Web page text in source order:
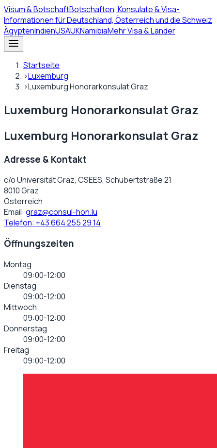
Visum& BotschaftBotschaften, Konsulate & Visa-
Informationen für Deutschland, Österreich und die Schweiz
ÄgyptenIndienUSAUKNamibiaMehr Visa & Länder
Startseite
›Luxemburg
›Luxemburg Honorarkonsulat Graz
Luxemburg Honorarkonsulat Graz
Luxemburg Honorarkonsulat Graz
Adresse & Kontakt
c/o Universität Graz, CSEES, Schubertstraße 21
8010 Graz
Österreich
Email: graz@consul-hon.lu
Telefon: +43 664 255 29 14
Öffnungszeiten
Montag
09:00-12:00
Dienstag
09:00-12:00
Mittwoch
09:00-12:00
Donnerstag
09:00-12:00
Freitag
09:00-12:00